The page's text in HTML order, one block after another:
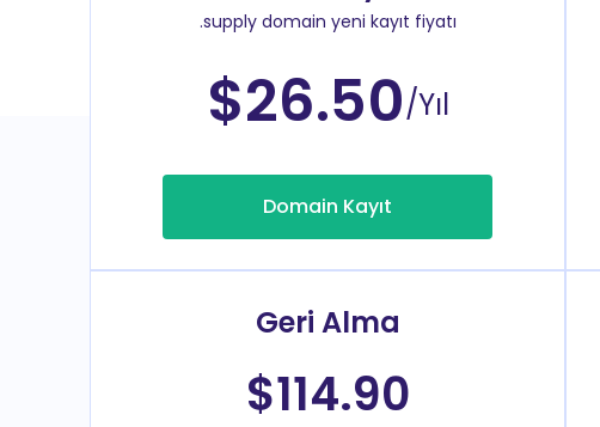
.supply domain yeni kayıt fiyatı
$26.50/Yıl
Domain Kayıt
Geri Alma
$114.90